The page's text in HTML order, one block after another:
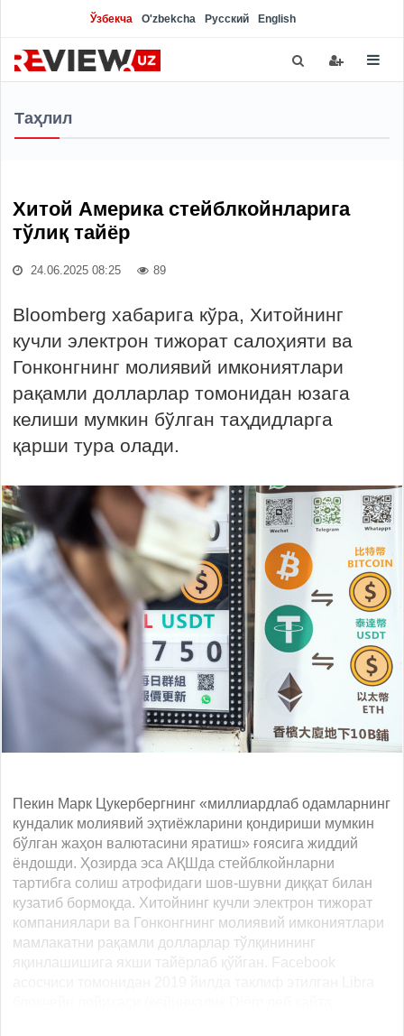
Ўзбекча O'zbekcha Русский English
Таҳлил
Хитой Америка стейблкойнларига
тўлиқ тайёр
24.06.2025 08:25 89
Bloomberg хабарига кўра, Хитойнинг
кучли электрон тижорат салоҳияти ва
Гонконгнинг молиявий имкониятлари
рақамли долларлар томонидан юзага
келиши мумкин бўлган таҳдидларга
қарши тура олади.
Пекин Марк Цукербергнинг «миллиардлаб одамларнинг
кундалик молиявий эҳтиёжларини қондириши мумкин
бўлган жаҳон валютасини яратиш» ғоясига жиддий
ёндошди. Ҳозирда эса АҚШда стейблкойнларни
тартибга солиш атрофидаги шов-шувни диққат билан
кузатиб бормоқда. Хитойнинг кучли электрон тижорат
компаниялари ва Гонконгнинг молиявий имкониятлари
мамлакатни рақамли долларлар тўлқинининг
яқинлашишига яхши тайёрлаб қўйган. Facebook